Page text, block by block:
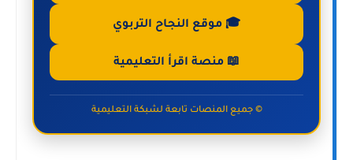
🎓 موقع النجاح التربوي
📖 منصة اقرأ التعليمية
© جميع المنصات تابعة لشبكة التعليمية